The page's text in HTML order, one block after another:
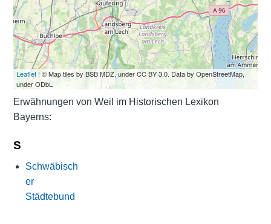
Leaflet| © Map tiles by BSB MDZ, under CC BY 3.0. Data by OpenStreetMap,
under ODbL
Erwähnungen von Weil im Historischen Lexikon
Bayerns:
S
Schwäbisch
er
Städtebund